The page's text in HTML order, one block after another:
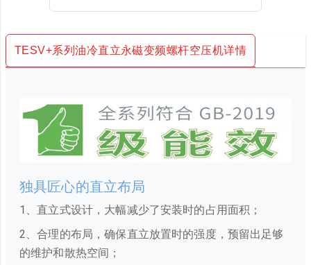
TESV+系列油冷直立永磁变频螺杆空压机详情
独具匠心的直立布局
1、直立式设计，大幅减少了安装时的占用面积；
2、合理的布局，确保直立放置时的强度，预留出足够
的维护和散热空间；